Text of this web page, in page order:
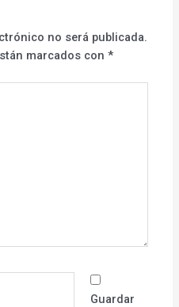
no será publicada.
marcados con*
Guardar